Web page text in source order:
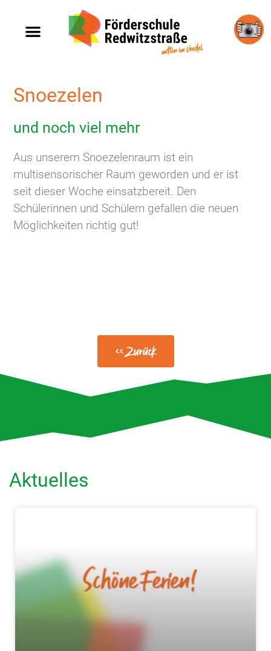
Snoezelen
und noch viel mehr
Aus unserem Snoezelenraum ist ein
multisensorischer Raum geworden und er ist
seit dieser Woche einsatzbereit. Den
Schülerinnen und Schülern gefallen die neuen
Möglichkeiten richtig gut!
<< Zurück
Aktuelles